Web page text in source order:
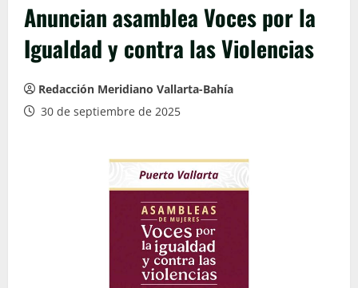
Anuncian asamblea Voces por la
Igualdad y contra las Violencias
Redacción Meridiano Vallarta-Bahía
30 de septiembre de 2025